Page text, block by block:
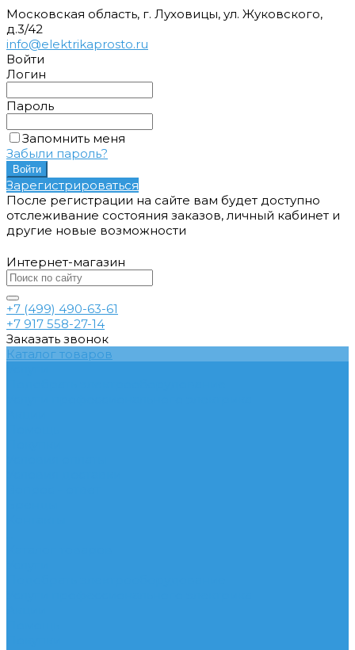
Московская область, г. Луховицы, ул. Жуковского,
д.3/42
info@elektrikaprosto.ru
Войти
Логин
Пароль
Запомнить меня
Забыли пароль?
Зарегистрироваться
После регистрации на сайте вам будет доступно
отслеживание состояния заказов, личный кабинет и
другие новые возможности
Интернет-магазин
+7 (499) 490-63-61
+7 917 558-27-14
Заказать звонок
Каталог товаров